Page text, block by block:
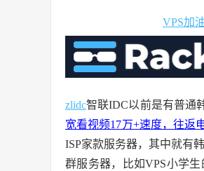
VPS加
zlidc智联IDC以前是有普通
宽看视频17万+速度，往返
ISP家款服务器，其中就有
群服务器，比如VPS小学